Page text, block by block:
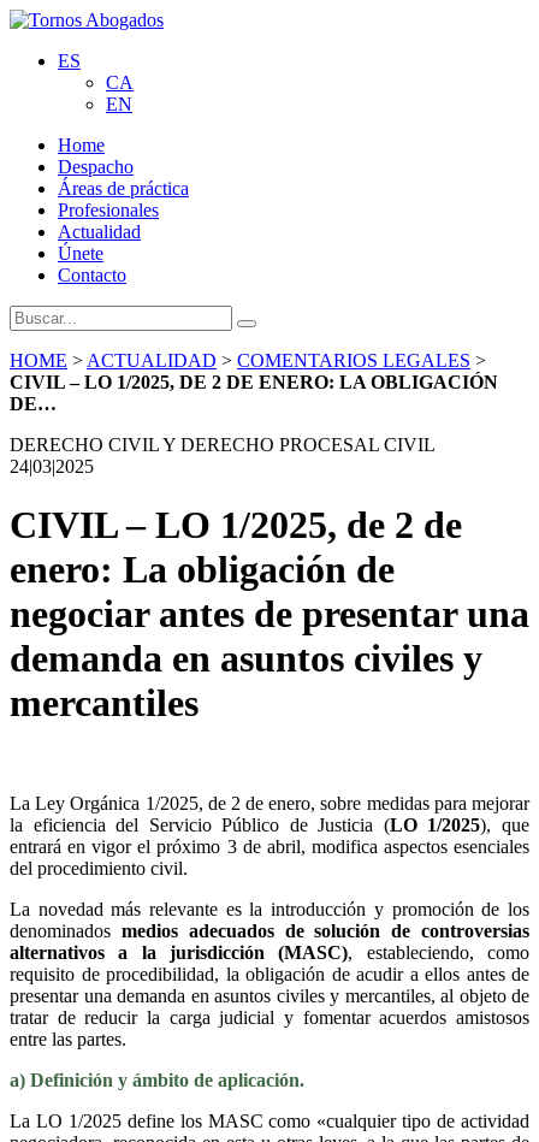
ES
CA
EN
Home
Despacho
Áreas de práctica
Profesionales
Actualidad
Únete
Contacto
HOME > ACTUALIDAD > COMENTARIOS LEGALES >
CIVIL – LO 1/2025, DE 2 DE ENERO: LA OBLIGACIÓN
DE…
DERECHO CIVIL Y DERECHO PROCESAL CIVIL
24|03|2025
CIVIL – LO 1/2025, de 2 de
enero: La obligación de
negociar antes de presentar una
demanda en asuntos civiles y
mercantiles
La Ley Orgánica 1/2025, de 2 de enero, sobre medidas para mejorar
la eficiencia del Servicio Público de Justicia (LO 1/2025), que
entrará en vigor el próximo 3 de abril, modifica aspectos esenciales
del procedimiento civil.
La novedad más relevante es la introducción y promoción de los
denominados medios adecuados de solución de controversias
alternativos a la jurisdicción (MASC), estableciendo, como
requisito de procedibilidad, la obligación de acudir a ellos antes de
presentar una demanda en asuntos civiles y mercantiles, al objeto de
tratar de reducir la carga judicial y fomentar acuerdos amistosos
entre las partes.
a) Definición y ámbito de aplicación.
La LO 1/2025 define los MASC como «cualquier tipo de actividad